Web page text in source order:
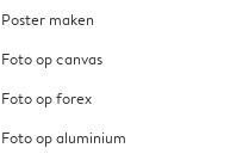
Poster maken
Foto op canvas
Foto op forex
Foto op aluminium